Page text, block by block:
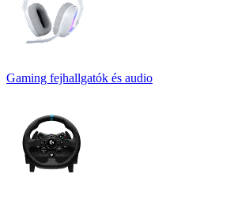
Gaming fejhallgatók és audio